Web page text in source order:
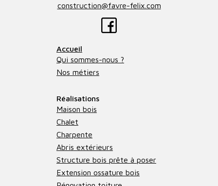
construction@favre-felix.com
Accueil
Qui sommes-nous ?
Nos métiers
Réalisations
Maison bois
Chalet
Charpente
Abris extérieurs
Structure bois prête à poser
Extension ossature bois